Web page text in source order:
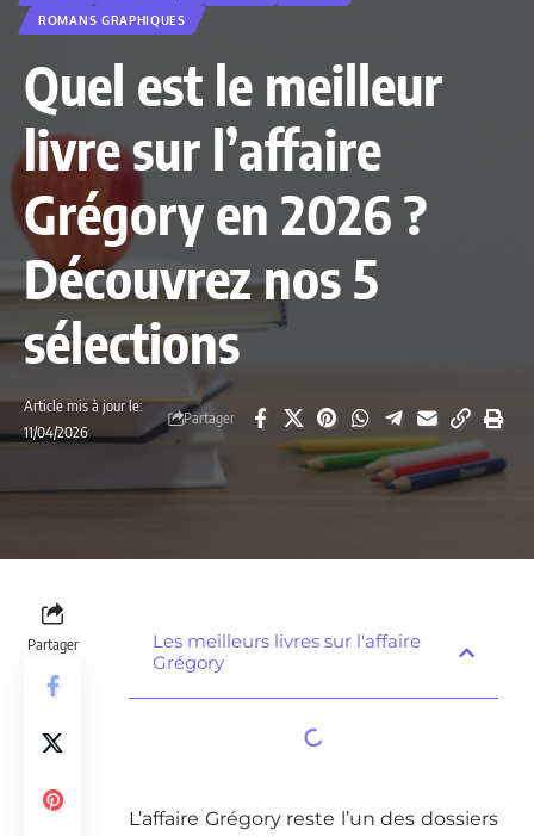
ROMANS GRAPHIQUES
Quel est le meilleur
livre sur l’affaire
Grégory en 2026 ?
Découvrez nos 5
sélections
Article mis à jour le:
11/04/2026
Partager
Partager
Les meilleurs livres sur l'affaire
Grégory
L’affaire Grégory reste l’un des dossiers